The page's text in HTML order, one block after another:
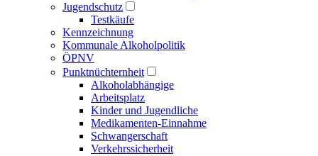
Jugendschutz
Testkäufe
Kennzeichnung
Kommunale Alkoholpolitik
ÖPNV
Punktnüchternheit
Alkoholabhängige
Arbeitsplatz
Kinder und Jugendliche
Medikamenten-Einnahme
Schwangerschaft
Verkehrssicherheit